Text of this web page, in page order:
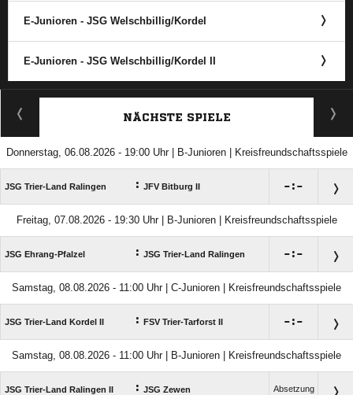
E-Junioren - JSG Welschbillig/​Kordel
E-Junioren - JSG Welschbillig/​Kordel II
ANZEIGE
NÄCHSTE SPIELE
Donnerstag, 06.08.2026 - 19:00 Uhr | B-Junioren | Kreisfreundschaftsspiele
JSG Trier-Land Ralingen : JFV Bitburg II :
Freitag, 07.08.2026 - 19:30 Uhr | B-Junioren | Kreisfreundschaftsspiele
JSG Ehrang-Pfalzel : JSG Trier-Land Ralingen :
Samstag, 08.08.2026 - 11:00 Uhr | C-Junioren | Kreisfreundschaftsspiele
JSG Trier-Land Kordel II : FSV Trier-Tarforst II :
Samstag, 08.08.2026 - 11:00 Uhr | B-Junioren | Kreisfreundschaftsspiele
JSG Trier-Land Ralingen II : JSG Zewen Absetzung